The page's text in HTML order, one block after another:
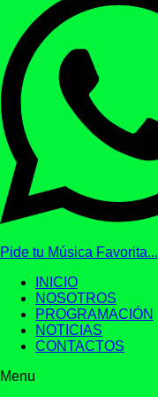
Pide tu Música Favorita...
INICIO
NOSOTROS
PROGRAMACIÓN
NOTICIAS
CONTACTOS
Menu